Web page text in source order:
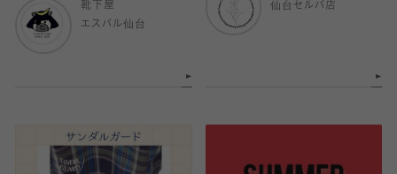
靴下屋
エスパル仙台
仙台セルバ店